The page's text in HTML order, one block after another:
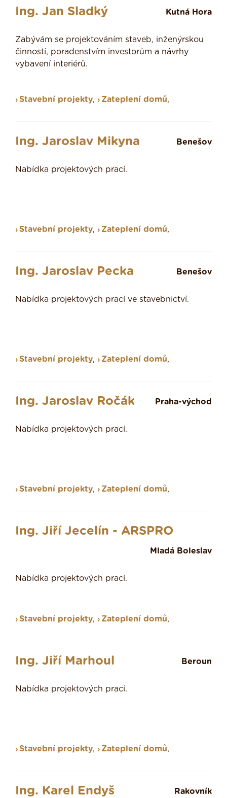
Ing. Jan Sladký Kutná Hora
Zabývám se projektováním staveb, inženýrskou
činností, poradenstvím investorům a návrhy
vybavení interiérů.
Stavební projekty, Zateplení domů,
Ing. Jaroslav Mikyna Benešov
Nabídka projektových prací.
Stavební projekty, Zateplení domů,
Ing. Jaroslav Pecka Benešov
Nabídka projektových prací ve stavebnictví.
Stavební projekty, Zateplení domů,
Ing. Jaroslav Ročák Praha-východ
Nabídka projektových prací.
Stavební projekty, Zateplení domů,
Ing. Jiří Jecelín - ARSPRO
Mladá Boleslav
Nabídka projektových prací.
Stavební projekty, Zateplení domů,
Ing. Jiří Marhoul Beroun
Nabídka projektových prací.
Stavební projekty, Zateplení domů,
Ing. Karel Endyš Rakovník